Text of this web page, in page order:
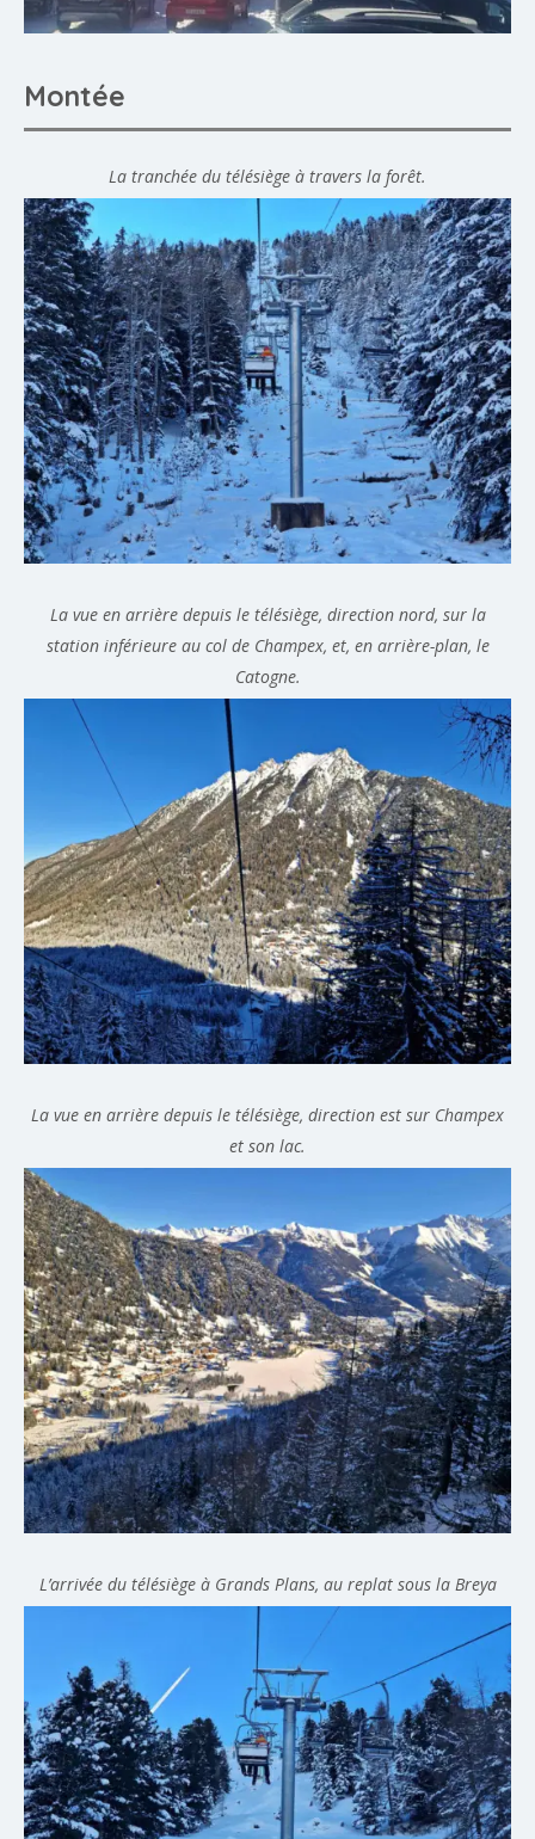
Montée
La tranchée du télésiège à travers la forêt.
La vue en arrière depuis le télésiège, direction nord, sur la
station inférieure au col de Champex, et, en arrière-plan, le
Catogne.
La vue en arrière depuis le télésiège, direction est sur Champex
et son lac.
L’arrivée du télésiège à Grands Plans, au replat sous la Breya